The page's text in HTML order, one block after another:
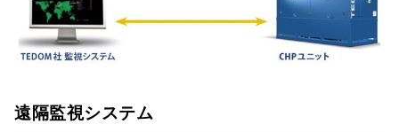
遠隔監視システム